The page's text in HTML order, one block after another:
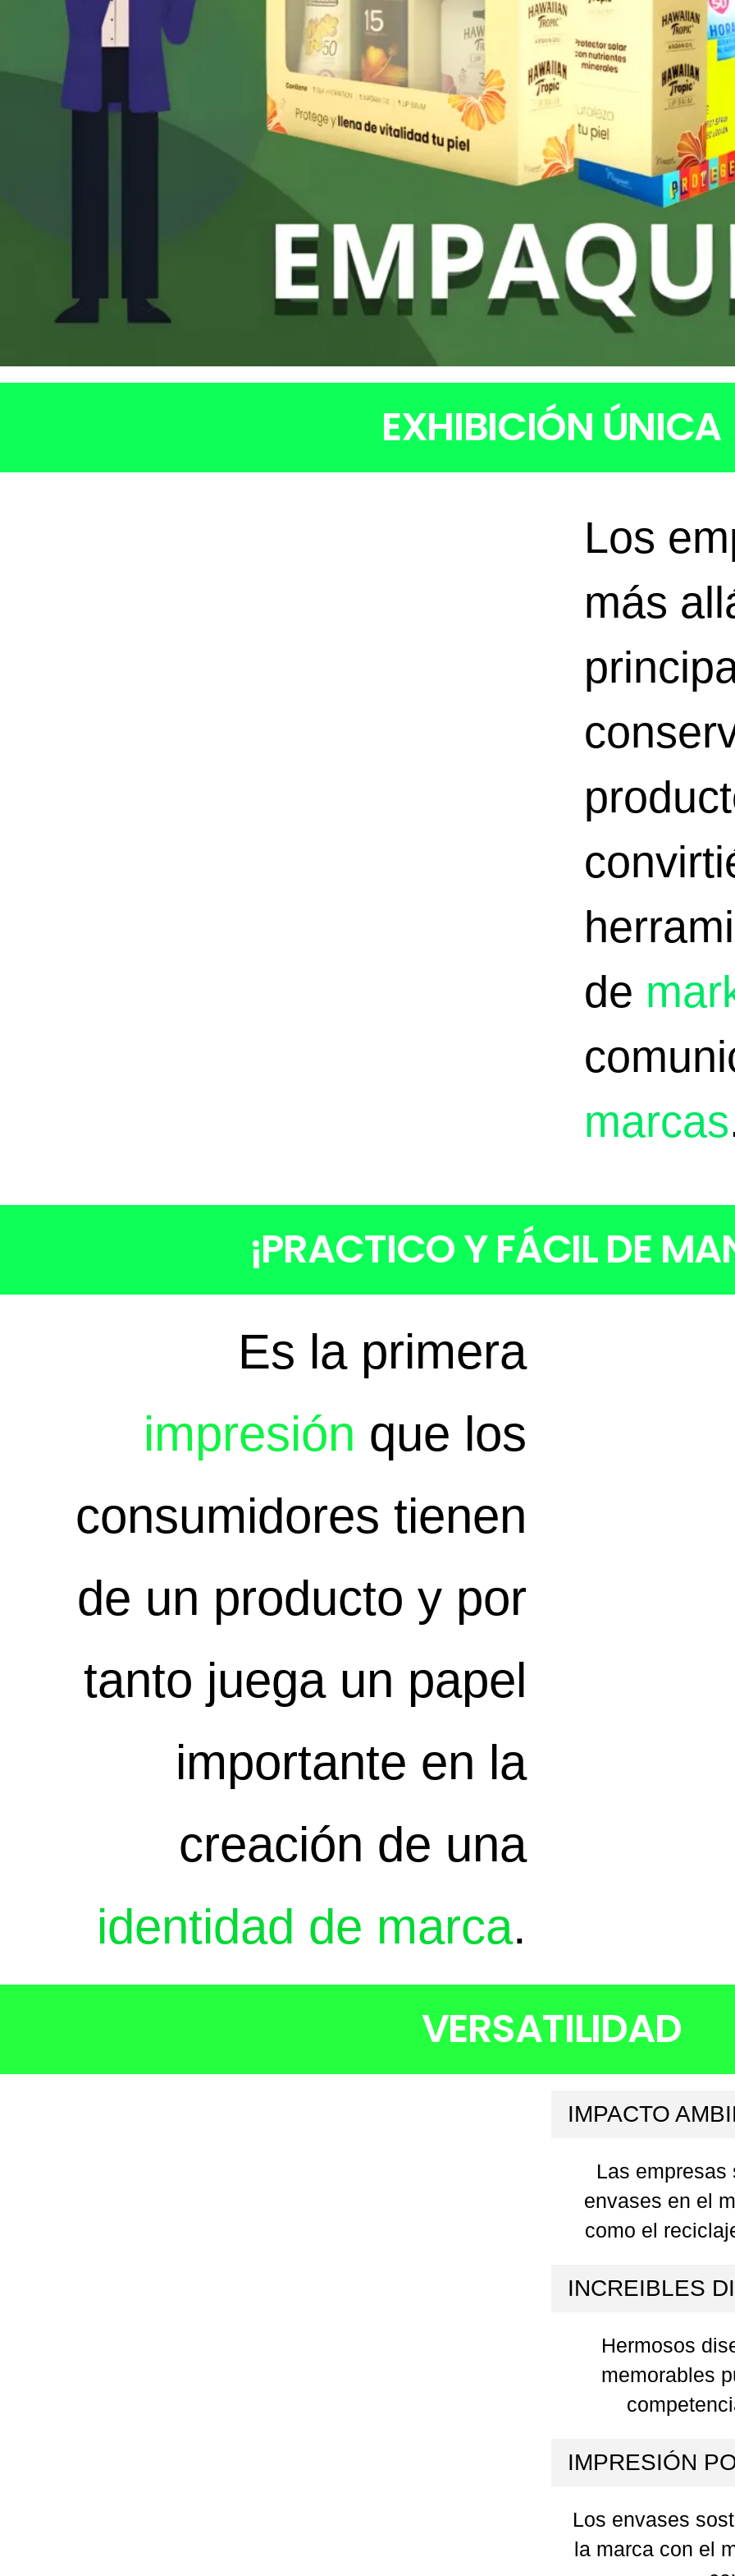
Flanger y Tacker
Puntas de Góndola
Stoppers – Saltarines
Tent Card
EXHIBICIÓN ÚNICA
Los
más
de
marcas
¡PRACTICO Y FÁCIL DE
Es la primera
impresión que los
consumidores tienen
de un producto y por
tanto juega un papel
importante en la
creación de una
identidad de marca.
VERSATILIDAD
IMPACTO
Las
envases en el
como el
INCREIBLES
Hermosos
memorables
IMPRESIÓN
Los envases
la marca con el